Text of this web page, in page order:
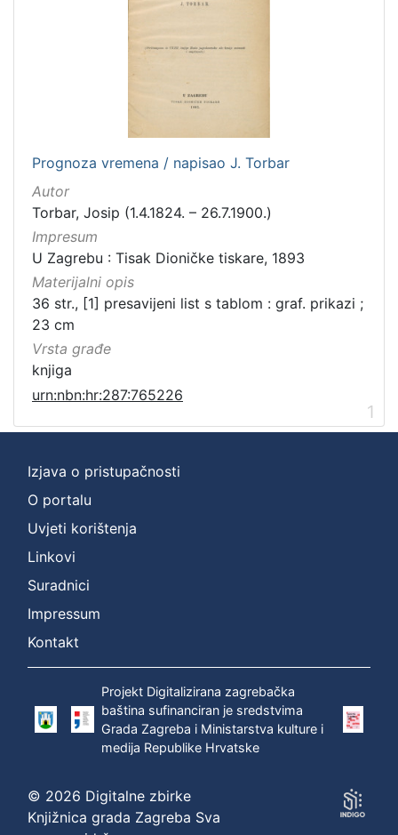
Prognoza vremena / napisao J. Torbar
Autor
Torbar, Josip (1.4.1824. – 26.7.1900.)
Impresum
U Zagrebu : Tisak Dioničke tiskare, 1893
Materijalni opis
36 str., [1] presavijeni list s tablom : graf. prikazi ;
23 cm
Vrsta građe
knjiga
urn:nbn:hr:287:765226
1
Izjava o pristupačnosti
O portalu
Uvjeti korištenja
Linkovi
Suradnici
Impressum
Kontakt
Projekt Digitalizirana zagrebačka
baština sufinanciran je sredstvima
Grada Zagreba i Ministarstva kulture i
medija Republike Hrvatske
© 2026 Digitalne zbirke
Knjižnica grada Zagreba Sva